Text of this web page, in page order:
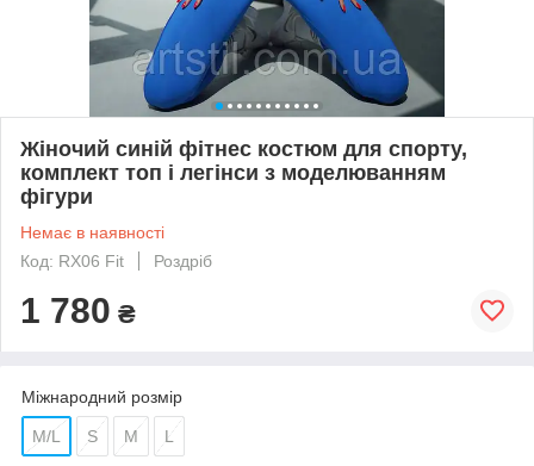
Жіночий синій фітнес костюм для спорту,
комплект топ і легінси з моделюванням
фігури
Немає в наявності
Код: RX06 Fit
Роздріб
1 780 ₴
Міжнародний розмір
M/L S M L